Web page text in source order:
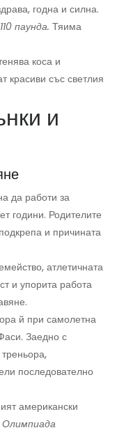
годна и силна.
110 паунда. Тяима
коса и
красиви със светлия
и
да работи за
години. Родителите
и причината
атлетичната
и упорита работа
й при самолетна
Заедно с
последователно
американски
Олимпиада